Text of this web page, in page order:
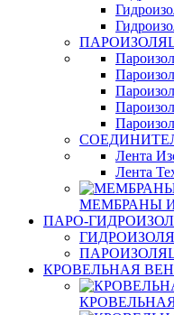
Лента
Лента
МЕМБРАНЫ И
ПАРО-
КРОВЕЛЬНАЯ